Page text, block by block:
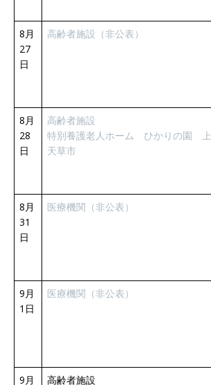
8月
27
日
高齢者施設（非公表）
8月
28
日
高齢者施設
特別養護老人ホーム ひかりの園 上
天草市
8月
31
日
医療機関（非公表）
9月
1日
医療機関（非公表）
9月
高齢者施設